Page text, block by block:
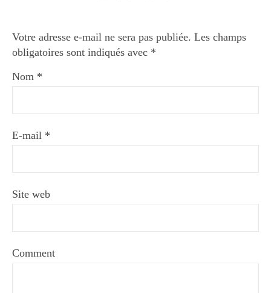
Votre adresse e-mail ne sera pas publiée. Les champs
obligatoires sont indiqués avec *
Nom *
E-mail *
Site web
Comment